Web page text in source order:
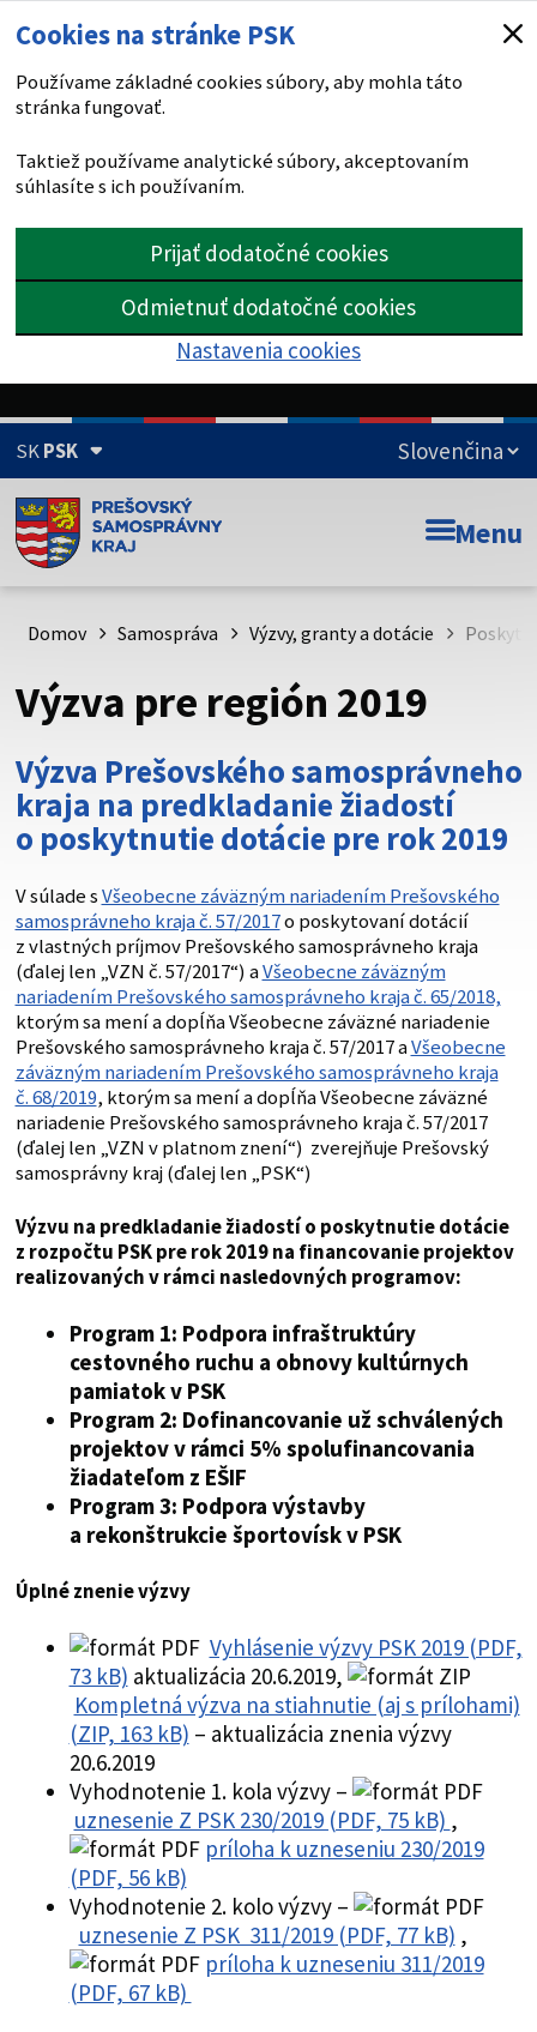
Cookies na stránke PSK
Používame základné cookies súbory, aby mohla táto
stránka fungovať.
Taktiež používame analytické súbory, akceptovaním
súhlasíte s ich používaním.
Prijať dodatočné cookies
Odmietnuť dodatočné cookies
Nastavenia cookies
SKPSK
Doména psk.sk je oficiálna
Toto je oficiálna webová stránka Prešovského
psk.sk.
Táto stránka je zabezpečená
Buďte pozorní a vždy sa uistite, že zdieľate informácie iba
cez zabezpečenú webovú stránku. Zabezpečená stránka
vždy začína https:// pred názvom domény webového sídla.
Menu
Domov Samospráva Výzvy, granty a dotácie
Výzva pre región 2019
Výzva Prešovského samosprávneho
kraja na predkladanie žiadostí
o poskytnutie dotácie pre rok 2019
V súlade sVšeobecne záväzným nariadením Prešovského
samosprávneho kraja č. 57/2017o poskytovaní dotácií
z vlastných príjmov Prešovského samosprávneho kraja
(ďalej len „VZN č. 57/2017“) aVšeobecne záväzným
nariadením Prešovského samosprávneho kraja č. 65/2018,
ktorým sa mení a dopĺňa Všeobecne záväzné nariadenie
Prešovského samosprávneho kraja č. 57/2017 aVšeobecne
záväzným nariadením Prešovského samosprávneho kraja
č. 68/2019, ktorým sa mení a dopĺňa Všeobecne záväzné
nariadenie Prešovského samosprávneho kraja č. 57/2017
(ďalej len „VZN v platnom znení“) zverejňuje Prešovský
samosprávny kraj (ďalej len „PSK“)
Výzvu na predkladanie žiadostí o poskytnutie dotácie
z rozpočtu PSK pre rok 2019 na financovanie projektov
realizovaných v rámci nasledovných programov:
Program 1: Podpora infraštruktúry
cestovného ruchu a obnovy kultúrnych
pamiatok v PSK
Program 2: Dofinancovanie už schválených
projektov v rámci 5% spolufinancovania
žiadateľom z EŠIF
Program 3: Podpora výstavby
a rekonštrukcie športovísk v PSK
Úplné znenie výzvy
Vyhlásenie výzvy PSK 2019 (PDF,
73 kB) aktualizácia 20.6.2019,
Kompletná výzva na stiahnutie (aj s prílohami)
(ZIP, 163 kB) – aktualizácia znenia výzvy
20.6.2019
Vyhodnotenie 1. kola výzvy –
​
uznesenie Z PSK 230/2019 (PDF, 75 kB) ,
príloha k uzneseniu 230/2019
(PDF, 56 kB)
Vyhodnotenie 2. kolo výzvy –
uznesenie Z PSK 311/2019 (PDF, 77 kB) ,
príloha k uzneseniu 311/2019
(PDF, 67 kB)